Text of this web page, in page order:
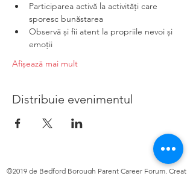
Participarea activă la activități care
sporesc bunăstarea
Observă și fii atent la propriile nevoi și
emoții
Afișează mai mult
Distribuie evenimentul
©2019 de Bedford Borough Parent Career Forum. Creat